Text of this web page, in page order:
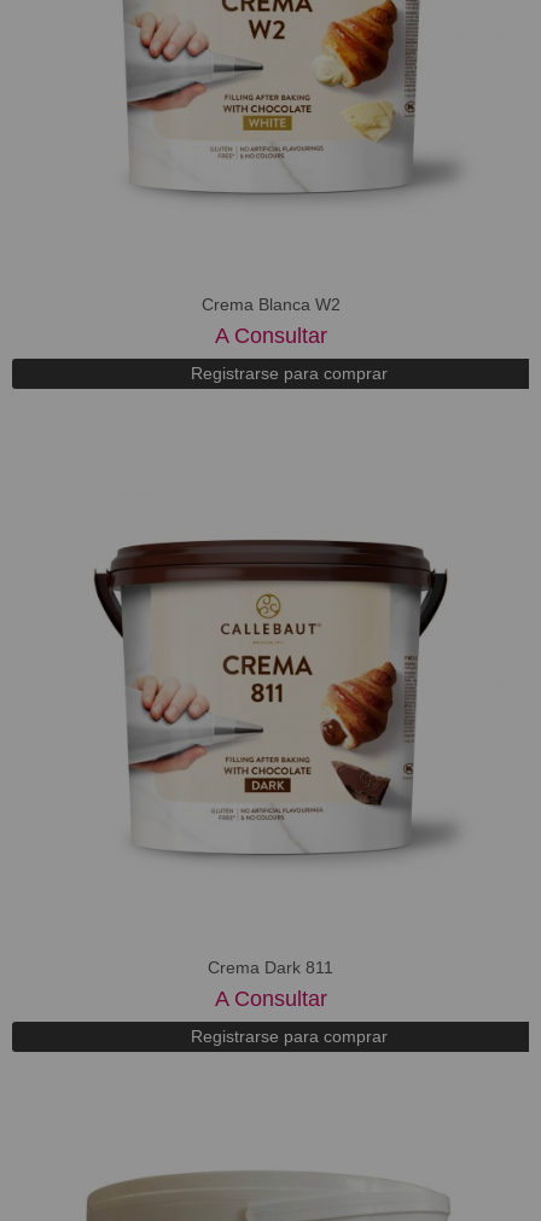
Crema Blanca W2
A Consultar
Registrarse para comprar
Crema Dark 811
A Consultar
Registrarse para comprar